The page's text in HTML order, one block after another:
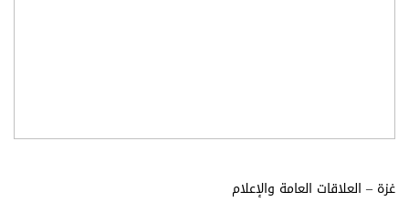
غزة – العلاقات العامة والإعلام